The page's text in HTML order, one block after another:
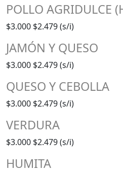
POLLO AGRIDULCE
$3.000 $2.479 (s/i)
JAMÓN Y QUESO
$3.000 $2.479 (s/i)
QUESO Y CEBOLLA
$3.000 $2.479 (s/i)
VERDURA
$3.000 $2.479 (s/i)
HUMITA